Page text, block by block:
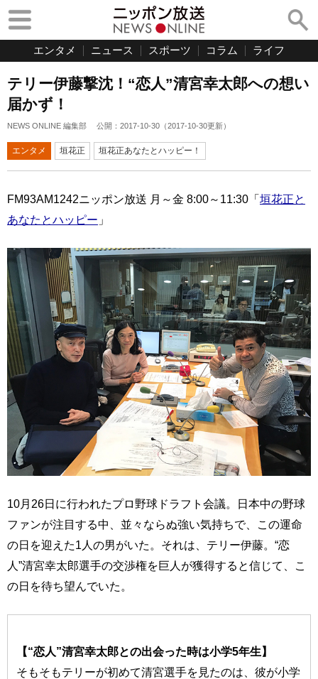
エンタメ ニュース スポーツ コラム ライフ
テリー伊藤撃沈！“恋人”清宮幸太郎への想い
届かず！
NEWS ONLINE 編集部 公開： 2017-10-30 （2017-10-30更新）
エンタメ 垣花正 垣花正あなたとハッピー！
FM93AM1242ニッポン放送 月～金 8:00～11:30「垣花正と
あなたとハッピー 」
10月26日に行われたプロ野球ドラフト会議。日本中の野球
ファンが注目する中、並々ならぬ強い気持ちで、この運命
の日を迎えた1人の男がいた。それは、テリー伊藤。“恋
人”清宮幸太郎選手の交渉権を巨人が獲得すると信じて、こ
の日を待ち望んでいた。
【“恋人”清宮幸太郎との出会った時は小学5年生】
そもそもテリーが初めて清宮選手を見たのは、彼が小学